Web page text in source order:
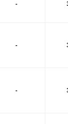
-
-
-